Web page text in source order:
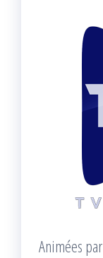
Animées par